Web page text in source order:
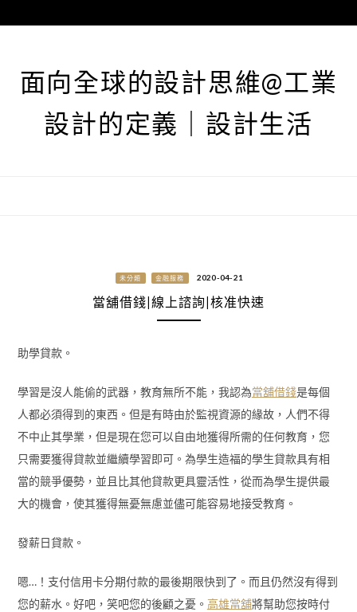
至
面向全球的設計思維@工業
設計的定義｜設計生活
未分類 金融服務 2020-04-21
當舖借錢|線上諮詢|核准快速
助學貸款。
學習是沒人能偷的武器，教育無所不能，我認為當舖借錢是每個
人都必須得到的東西。但是有時由於監視資源的緣故，人們不得
不中止其學業，但是現在您可以自由地獲得所需的任何教育，您
只需要獲得貸款並繼續學習即可。為學生造福的學生貸款具有相
當的競爭優勢，並且比其他貸款更具靈活性，從而為學生提供最
大的機會，使其獲得無憂無慮並儘可能容易地接受教育。
發薪日貸款。
嗯…！支付信用卡分期付款的最後期限快到了。而且仍然沒有得到
您的薪水。好吧，笑吧您的後顧之憂。 高雄當舖將幫助您按時付